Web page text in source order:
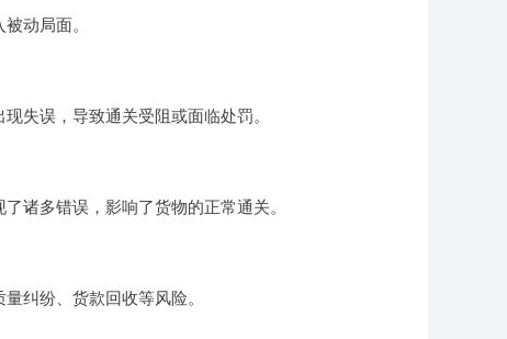
动局面。
失误，导致通关受阻或面临处罚。
诸多错误，影响了货物的正常通关。
纠纷、货款回收等风险。